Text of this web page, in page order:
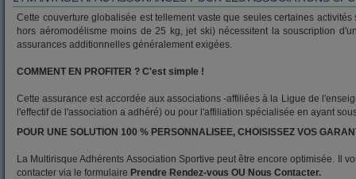
Cette couverture globalisée est tellement vaste que seules certaines
hors aéromodélisme moins de 25 kg, jet ski) nécessitent la souscription
assurances additionnelles généralement exigées.
COMMENT EN PROFITER ? C'est simple !
Cette assurance est accordée aux associations -affiliées à la Ligue de
l'effectif de l'association a adhéré) ou pour l'affiliation spécialisée en ayant
POUR UNE SOLUTION 100 % PERSONNALISEE, CHOISISSEZ VOS
La Multirisque Adhérents Association Sportive peut être encore optimisée. Il
contacter via le formulaire Prendre Rendez-vous OU Nous Contacter.